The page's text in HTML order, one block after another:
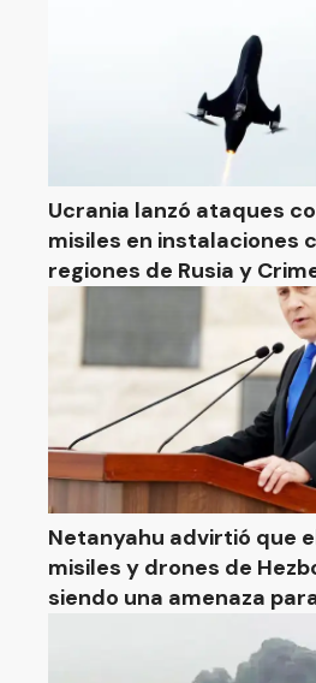
Ucrania lanzó ataques
misiles en instalaciones
regiones de Rusia y
Netanyahu advirtió que
misiles y drones de
siendo una amenaza